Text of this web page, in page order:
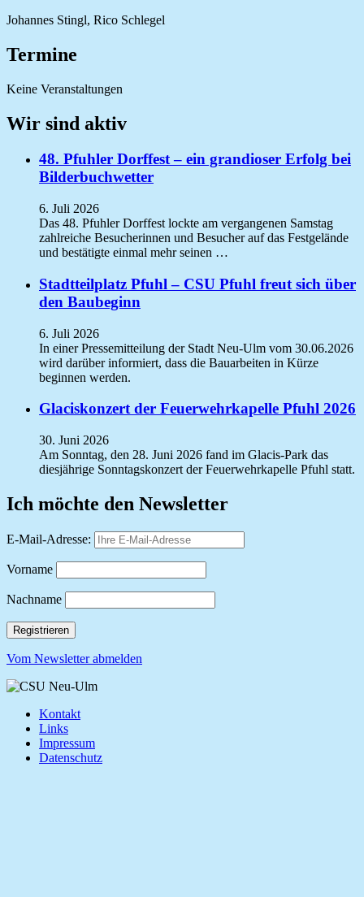
Johannes Stingl, Rico Schlegel
Termine
Keine Veranstaltungen
Wir sind aktiv
48. Pfuhler Dorffest – ein grandioser Erfolg bei
Bilderbuchwetter
6. Juli 2026
Das 48. Pfuhler Dorffest lockte am vergangenen Samstag
zahlreiche Besucherinnen und Besucher auf das Festgelände
und bestätigte einmal mehr seinen …
Stadtteilplatz Pfuhl – CSU Pfuhl freut sich über
den Baubeginn
6. Juli 2026
In einer Pressemitteilung der Stadt Neu-Ulm vom 30.06.2026
wird darüber informiert, dass die Bauarbeiten in Kürze
beginnen werden.
Glaciskonzert der Feuerwehrkapelle Pfuhl 2026
30. Juni 2026
Am Sonntag, den 28. Juni 2026 fand im Glacis-Park das
diesjährige Sonntagskonzert der Feuerwehrkapelle Pfuhl statt.
Ich möchte den Newsletter
E-Mail-Adresse:
Vorname
Nachname
Vom Newsletter abmelden
Kontakt
Links
Impressum
Datenschutz